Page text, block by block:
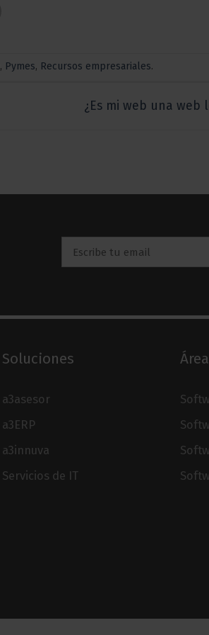
, Pymes, Recursos empresariales.
¿Es mi web una web
Soluciones
a3asesor
a3ERP
a3innuva
Servicios de IT